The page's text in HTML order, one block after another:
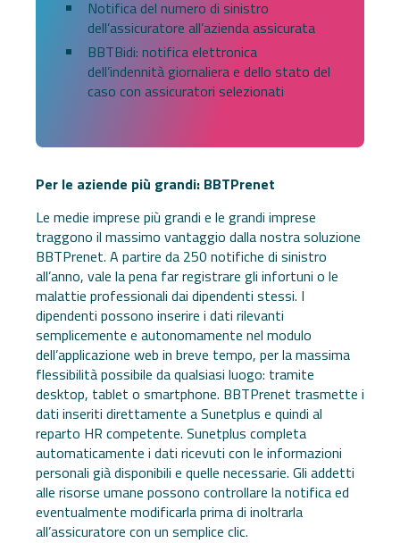
Notifica del numero di sinistro
dell’assicuratore all’azienda assicurata
BBTBidi: notifica elettronica
dell’indennità giornaliera e dello stato del
caso con assicuratori selezionati
Per le aziende più grandi: BBTPrenet
Le medie imprese più grandi e le grandi imprese
traggono il massimo vantaggio dalla nostra soluzione
BBTPrenet. A partire da 250 notifiche di sinistro
all’anno, vale la pena far registrare gli infortuni o le
malattie professionali dai dipendenti stessi. I
dipendenti possono inserire i dati rilevanti
semplicemente e autonomamente nel modulo
dell’applicazione web in breve tempo, per la massima
flessibilità possibile da qualsiasi luogo: tramite
desktop, tablet o smartphone. BBTPrenet trasmette i
dati inseriti direttamente a Sunetplus e quindi al
reparto HR competente. Sunetplus completa
automaticamente i dati ricevuti con le informazioni
personali già disponibili e quelle necessarie. Gli addetti
alle risorse umane possono controllare la notifica ed
eventualmente modificarla prima di inoltrarla
all’assicuratore con un semplice clic.